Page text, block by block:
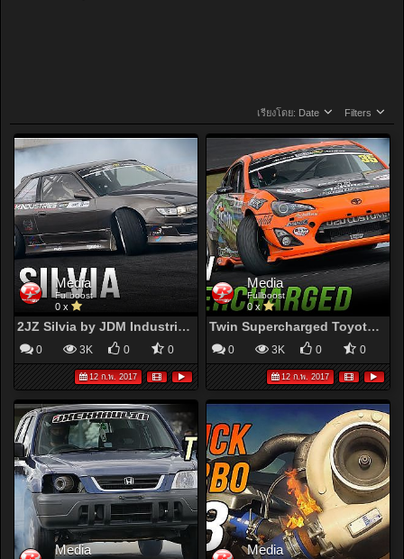
เรียงโดย: Date Filters
Media
Fullboost
0 x
2JZ Silvia by JDM Industries - YouTube
0 3K 0 0
12 ก.พ. 2017
Media
Fullboost
0 x
Twin Supercharged Toyota 86 - YouTube
0 3K 0 0
12 ก.พ. 2017
Media Media